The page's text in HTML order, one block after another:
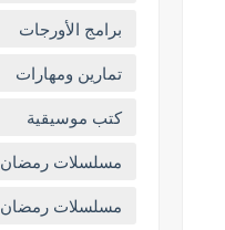
برامج الأورجات
تمارين ومهارات
كتب موسيقية
مسلسلات رمضان 2023
مسلسلات رمضان 2024